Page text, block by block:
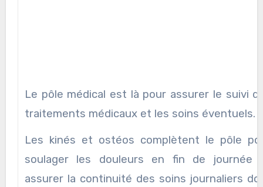
Le pôle médical est là pour assurer le suivi
traitements médicaux et les soins éventuels.
Les kinés et ostéos complètent le pôle
soulager les douleurs en fin de journée
assurer la continuité des soins journaliers